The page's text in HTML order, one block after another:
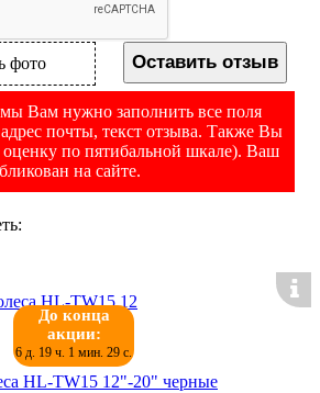
фото Оставить отзыв
Вам нужно заполнить все поля
почты, текст отзыва. Также Вы
оценку по пятибальной шкале). Ваш
на сайте.
До конца
акции:
6 д. 19 ч. 1 мин. 29 с.
HL-TW15 12"-20" черные